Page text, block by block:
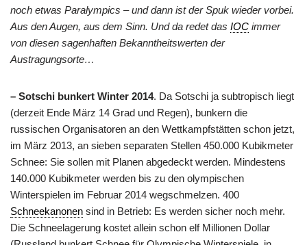
noch etwas Paralympics – und dann ist der Spuk wieder vorbei.
Aus den Augen, aus dem Sinn. Und da redet das IOC immer
von diesen sagenhaften Bekanntheitswerten der
Austragungsorte…
– Sotschi bunkert Winter 2014. Da Sotschi ja subtropisch liegt
(derzeit Ende März 14 Grad und Regen), bunkern die
russischen Organisatoren an den Wettkampfstätten schon jetzt,
im März 2013, an sieben separaten Stellen 450.000 Kubikmeter
Schnee: Sie sollen mit Planen abgedeckt werden. Mindestens
140.000 Kubikmeter werden bis zu den olympischen
Winterspielen im Februar 2014 wegschmelzen. 400
Schneekanonen sind in Betrieb: Es werden sicher noch mehr.
Die Schneelagerung kostet allein schon elf Millionen Dollar